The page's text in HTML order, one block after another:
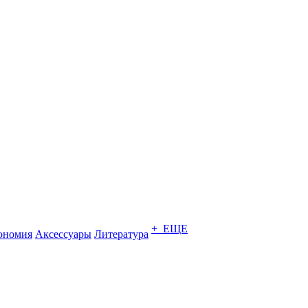
Аксессуары Литература + ЕЩЕ